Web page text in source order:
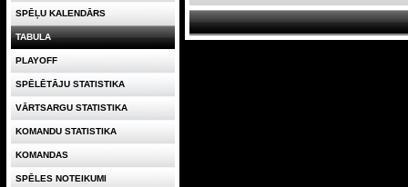
SPĒĻU KALENDĀRS
TABULA
PLAYOFF
SPĒLĒTĀJU STATISTIKA
VĀRTSARGU STATISTIKA
KOMANDU STATISTIKA
KOMANDAS
SPĒLES NOTEIKUMI